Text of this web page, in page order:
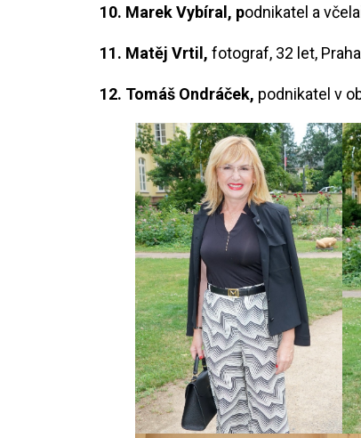
10. Marek Vybíral, podnikatel a
11. Matěj Vrtil, fotograf, 32 let, Praha
12. Tomáš Ondráček, podnikatel v